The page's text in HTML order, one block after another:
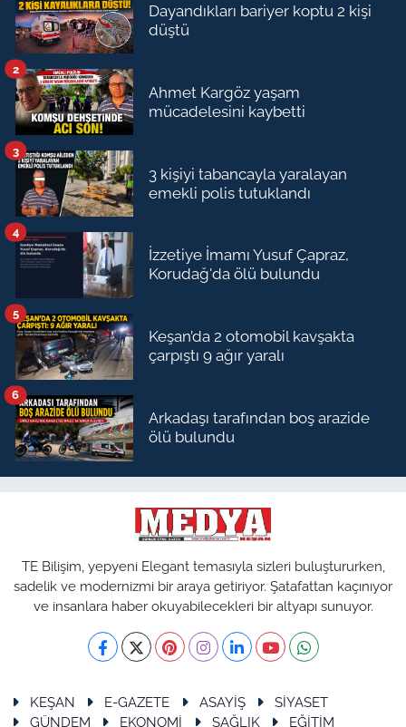
Dayandıkları bariyer koptu 2 kişi
düştü
Ahmet Kargöz yaşam
mücadelesini kaybetti
2
3 kişiyi tabancayla yaralayan
emekli polis tutuklandı
3
İzzetiye İmamı Yusuf Çapraz,
Korudağ'da ölü bulundu
4
Keşan’da 2 otomobil kavşakta
çarpıştı 9 ağır yaralı
5
Arkadaşı tarafından boş arazide
ölü bulundu
6
TE Bilişim, yepyeni Elegant temasıyla sizleri buluştururken,
sadelik ve modernizmi bir araya getiriyor. Şatafattan kaçınıyor
ve insanlara haber okuyabilecekleri bir altyapı sunuyor.
KEŞAN E-GAZETE ASAYİŞ
SİYASET
GÜNDEM
EKONOMİ SAĞLIK EĞİTİM